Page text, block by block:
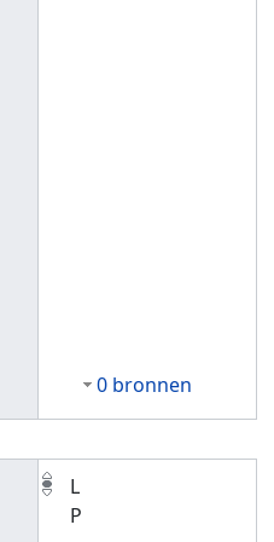
0 bronnen
L
P